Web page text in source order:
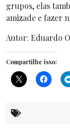
grupos, elas
amizade e fazer
Autor: Eduardo
Compartilhe isso: